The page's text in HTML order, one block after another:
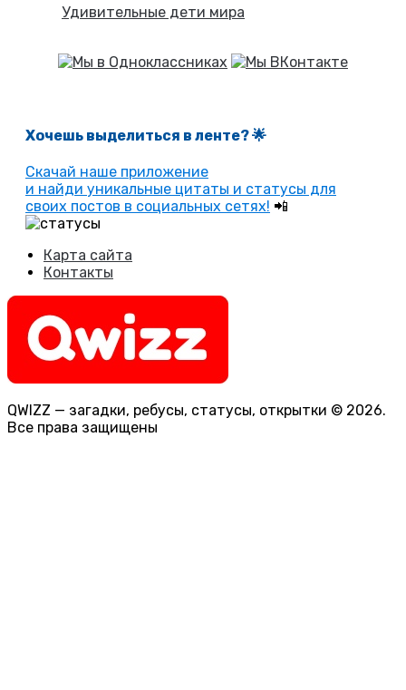
Удивительные дети мира
Хочешь выделиться в ленте? 🌟
Скачай наше приложение
и найди уникальные цитаты и статусы для
своих постов в социальных сетях! 📲
Карта сайта
Контакты
QWIZZ — загадки, ребусы, статусы, открытки © 2026.
Все права защищены